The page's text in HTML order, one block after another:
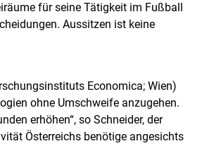
für seine Tätigkeit im Fußball
Aussitzen ist keine
Economica; Wien)
ohne Umschweife anzugehen.
erhöhen“, so Schneider, der
Österreichs benötige angesichts